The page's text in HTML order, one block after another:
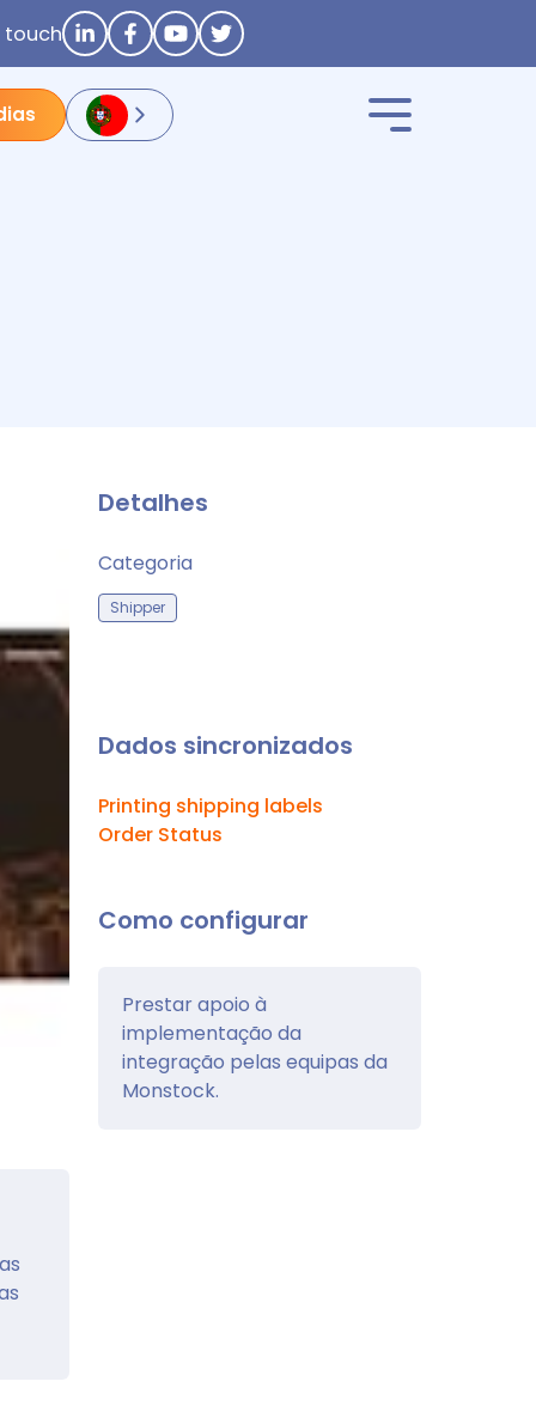
touch
Detalhes
Categoria
Shipper
Dados sincronizados
Printing shipping labels
Order Status
Como configurar
Prestar apoio à
implementação da
integração pelas equipas da
Monstock.